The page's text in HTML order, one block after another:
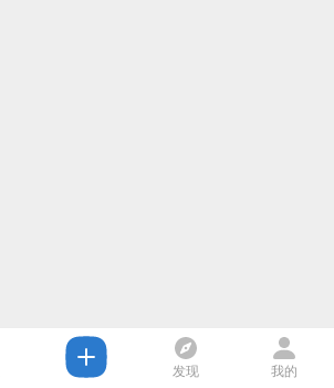
发现 我的